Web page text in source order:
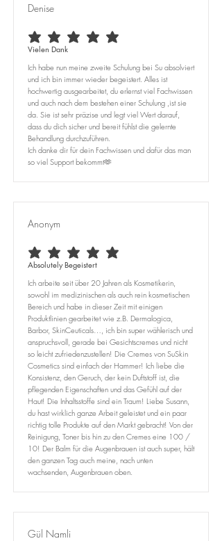
Denise
average rating is 5 out of 5
Vielen Dank
Ich habe nun meine zweite Schulung bei Su absolviert
und ich bin immer wieder begeistert. Alles ist
hochwertig ausgearbeitet, du erlernst viel Fachwissen
und auch nach dem bestehen einer Schulung ,ist sie
da. Sie ist sehr präzise und legt viel Wert darauf,
dass du dich sicher und bereit fühlst die gelernte
Behandlung durchzuführen.
Ich danke dir für dein Fachwissen und dafür das man
so viel Support bekommt🫶
Anonym
average rating is 5 out of 5
Absolutely Begeistert
Ich arbeite seit über 20 Jahren als Kosmetikerin,
sowohl im medizinischen als auch rein kosmetischen
Bereich und habe in dieser Zeit mit einigen
Produktlinien gearbeitet wie z.B. Dermalogica,
Barbor, SkinCeuticals…, ich bin super wählerisch und
anspruchsvoll, gerade bei Gesichtscremes und nicht
so leicht zufriedenzustellen! Die Cremes von SuSkin
Cosmetics sind einfach der Hammer! Ich liebe die
Konsistenz, den Geruch, der kein Duftstoff ist, die
pflegenden Eigenschaften und das Gefühl auf der
Haut! Die Inhaltsstoffe sind ein Traum! Liebe Susann,
du hast wirklich ganze Arbeit geleistet und ein paar
richtig tolle Produkte auf den Markt gebracht! Von der
Reinigung, Toner bis hin zu den Cremes eine 100 /
10! Der Balm für die Augenbrauen ist auch super, hält
den ganzen Tag auch meine, nach unten
wachsenden, Augenbrauen oben.
Gül Namli